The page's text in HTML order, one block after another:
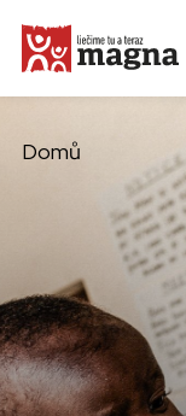
MOJA
PRACUJTE
Domů